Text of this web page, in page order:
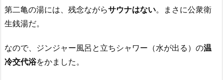
第二亀の湯には、残念ながらサウナはない。まさに公衆衛
生銭湯だ。
なので、ジンジャー風呂と立ちシャワー（水が出る）の温
冷交代浴をかました。